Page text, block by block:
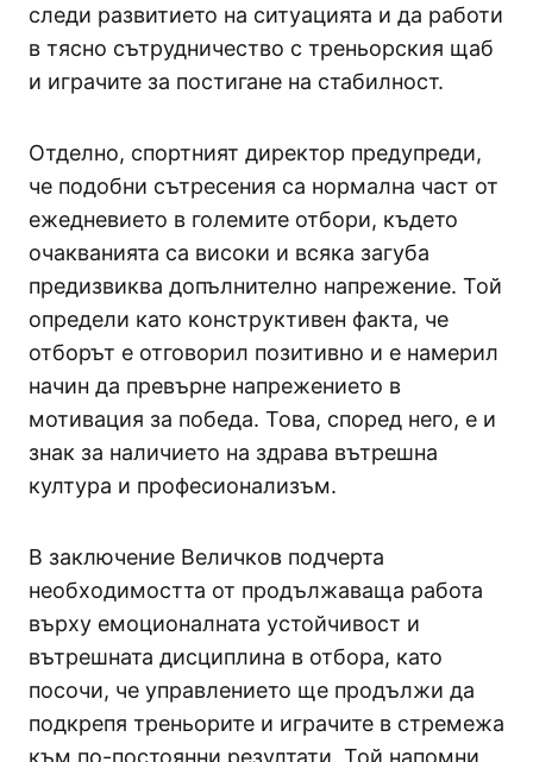
следи развитието на ситуацията и да работи
в тясно сътрудничество с треньорския щаб
и играчите за постигане на стабилност.
Отделно, спортният директор предупреди,
че подобни сътресения са нормална част от
ежедневието в големите отбори, където
очакванията са високи и всяка загуба
предизвиква допълнително напрежение. Той
определи като конструктивен факта, че
отборът е отговорил позитивно и е намерил
начин да превърне напрежението в
мотивация за победа. Това, според него, е и
знак за наличието на здрава вътрешна
култура и професионализъм.
В заключение Величков подчерта
необходимостта от продължаваща работа
върху емоционалната устойчивост и
вътрешната дисциплина в отбора, като
посочи, че управлението ще продължи да
подкрепя треньорите и играчите в стремежа
към по-постоянни резултати. Той напомни,